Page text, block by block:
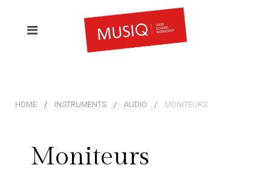
HOME INSTRUMENTS AUDIO MONITEURS
Moniteurs